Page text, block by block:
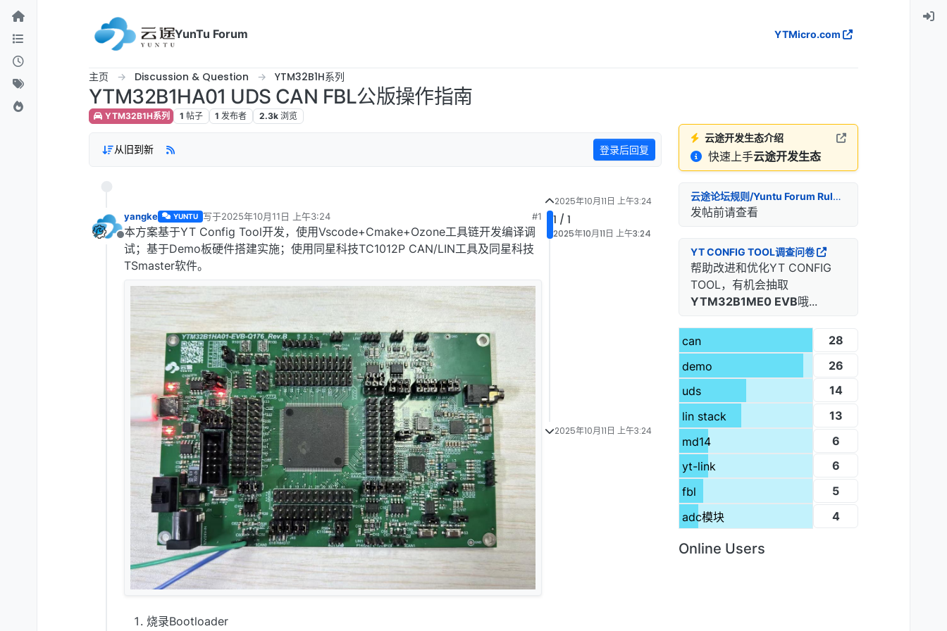
跳转至内容
YunTu Forum
YTMicro.com
主页 Discussion & Question YTM32B1H系列
YTM32B1HA01 UDS CAN FBL公版操作指南
YTM32B1H系列 1 帖子 1 发布者 2.3k 浏览
从旧到新 登录后回复
离线
yangke YUNTU 写于2025年10月11日 上午3:24
最后由 编辑
#1
本方案基于YT Config Tool开发，使用Vscode+Cmake+Ozone工具链开发编译调
试；基于Demo板硬件搭建实施；使用同星科技TC1012P CAN/LIN工具及同星科技
TSmaster软件。
烧录Bootloader
2025年10月11日 上午3:24
1 / 1
2025年10月11日 上午3:24
2025年10月11日 上午3:24
云途开发生态介绍
快速上手云途开发生态
云途论坛规则/Yuntu Forum Rules
发帖前请查看
YT CONFIG TOOL调查问卷
帮助改进和优化YT CONFIG
TOOL，有机会抽取
YTM32B1ME0 EVB哦...
can
28
demo
26
uds
14
lin stack
13
md14
6
yt-link
6
fbl
5
adc模块
4
Online Users